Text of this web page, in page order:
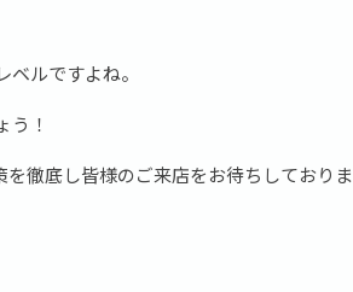
ルですよね。
う！
徹底し皆様のご来店をお待ちしておりま